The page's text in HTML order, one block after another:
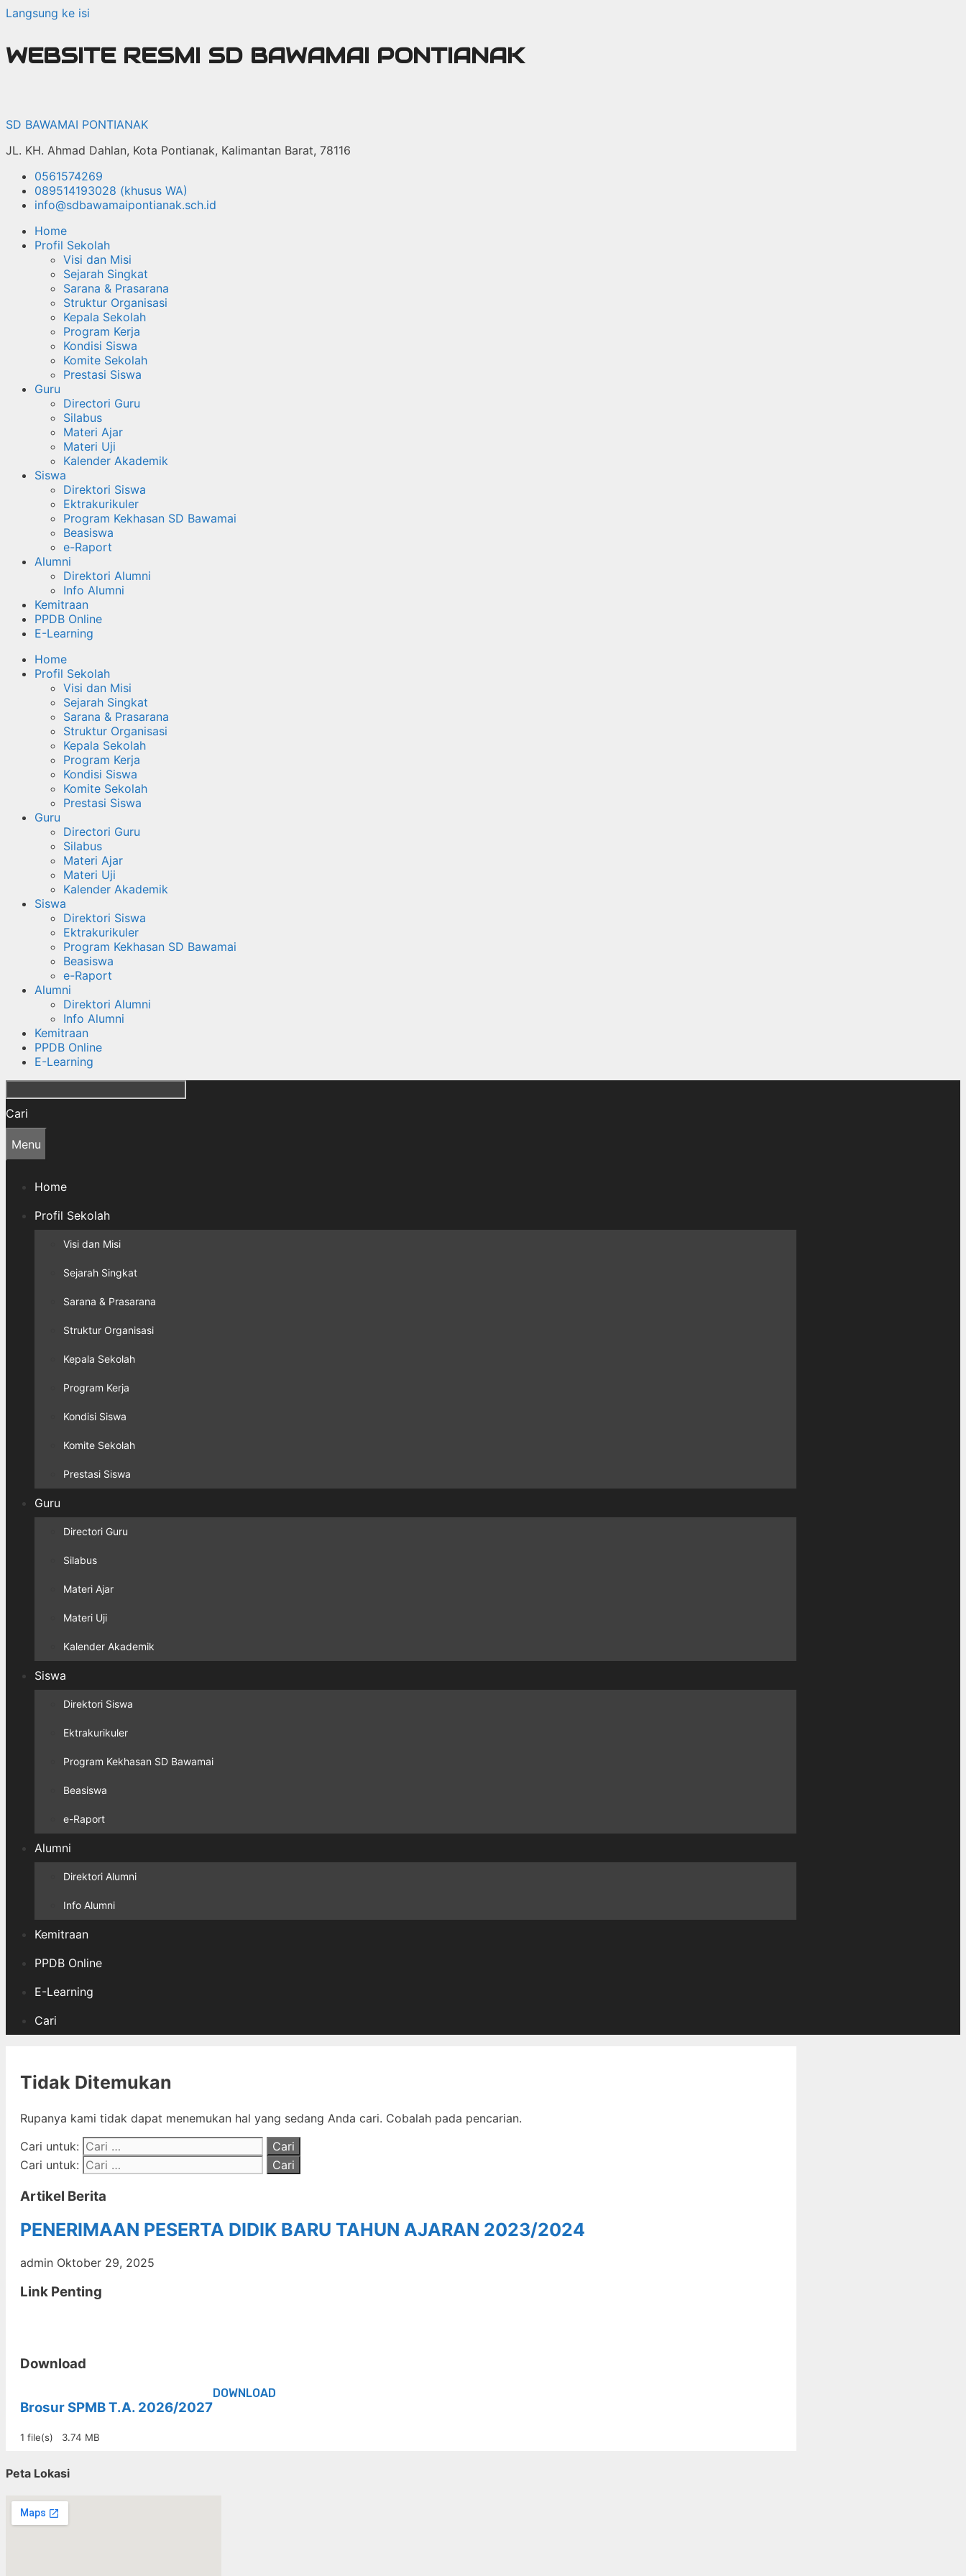
Langsung ke isi
WEBSITE RESMI SD BAWAMAI PONTIANAK
SD BAWAMAI PONTIANAK
JL. KH. Ahmad Dahlan, Kota Pontianak, Kalimantan Barat, 78116
0561574269
089514193028 (khusus WA)
info@sdbawamaipontianak.sch.id
Home
Profil Sekolah
Visi dan Misi
Sejarah Singkat
Sarana & Prasarana
Struktur Organisasi
Kepala Sekolah
Program Kerja
Kondisi Siswa
Komite Sekolah
Prestasi Siswa
Guru
Directori Guru
Silabus
Materi Ajar
Materi Uji
Kalender Akademik
Siswa
Direktori Siswa
Ektrakurikuler
Program Kekhasan SD Bawamai
Beasiswa
e-Raport
Alumni
Direktori Alumni
Info Alumni
Kemitraan
PPDB Online
E-Learning
Home
Profil Sekolah
Visi dan Misi
Sejarah Singkat
Sarana & Prasarana
Struktur Organisasi
Kepala Sekolah
Program Kerja
Kondisi Siswa
Komite Sekolah
Prestasi Siswa
Guru
Directori Guru
Silabus
Materi Ajar
Materi Uji
Kalender Akademik
Siswa
Direktori Siswa
Ektrakurikuler
Program Kekhasan SD Bawamai
Beasiswa
e-Raport
Alumni
Direktori Alumni
Info Alumni
Kemitraan
PPDB Online
E-Learning
Cari
Menu
Home
Profil Sekolah
Visi dan Misi
Sejarah Singkat
Sarana & Prasarana
Struktur Organisasi
Kepala Sekolah
Program Kerja
Kondisi Siswa
Komite Sekolah
Prestasi Siswa
Guru
Directori Guru
Silabus
Materi Ajar
Materi Uji
Kalender Akademik
Siswa
Direktori Siswa
Ektrakurikuler
Program Kekhasan SD Bawamai
Beasiswa
e-Raport
Alumni
Direktori Alumni
Info Alumni
Kemitraan
PPDB Online
E-Learning
Cari
Tidak Ditemukan
Rupanya kami tidak dapat menemukan hal yang sedang Anda cari. Cobalah pada pencarian.
Cari untuk:
Cari untuk:
Artikel Berita
PENERIMAAN PESERTA DIDIK BARU TAHUN AJARAN 2023/2024
admin Oktober 29, 2025
Link Penting
Download
Brosur SPMB T.A. 2026/2027
1 file(s) 3.74 MB
DOWNLOAD
Peta Lokasi